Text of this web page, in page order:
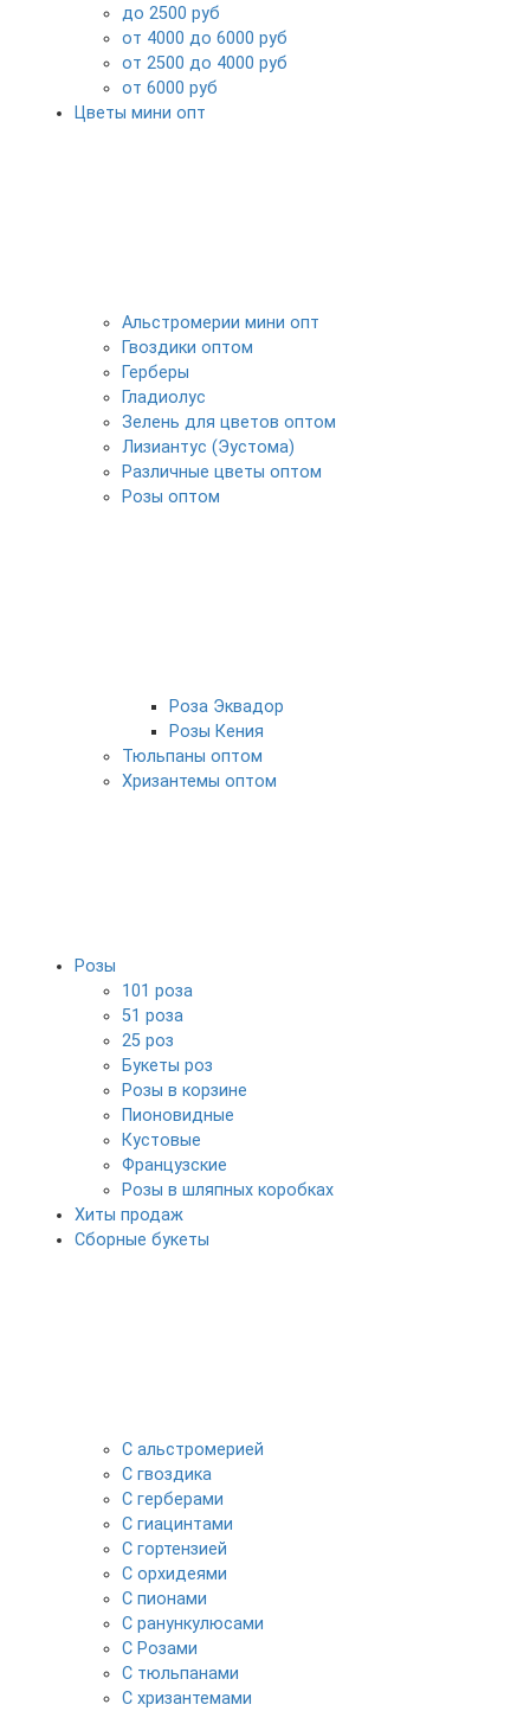
до 2500 руб
от 4000 до 6000 руб
от 2500 до 4000 руб
от 6000 руб
Цветы мини опт
Альстромерии мини опт
Гвоздики оптом
Герберы
Гладиолус
Зелень для цветов оптом
Лизиантус (Эустома)
Различные цветы оптом
Розы оптом
Роза Эквадор
Розы Кения
Тюльпаны оптом
Хризантемы оптом
Розы
101 роза
51 роза
25 роз
Букеты роз
Розы в корзине
Пионовидные
Кустовые
Французские
Розы в шляпных коробках
Хиты продаж
Сборные букеты
С альстромерией
С гвоздика
С герберами
С гиацинтами
С гортензией
С орхидеями
С пионами
С ранункулюсами
С Розами
С тюльпанами
С хризантемами